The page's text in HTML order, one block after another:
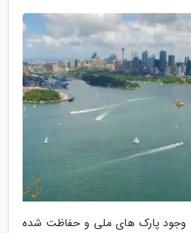
وجود پارک های ملی و حفاظت شده